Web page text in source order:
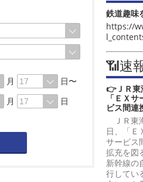
月
日〜
月 日
鉄道趣味
https://
📶速
👉ＪＲ東
「ＥＸ
ビス間連
ＪＲ東
日、「Ｅ
サービス
拡充を図
新幹線の
行してい